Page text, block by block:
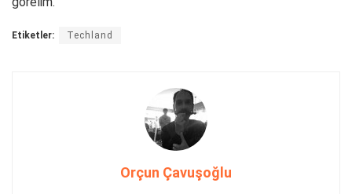
Etiketler: Techland
Orçun Çavuşoğlu